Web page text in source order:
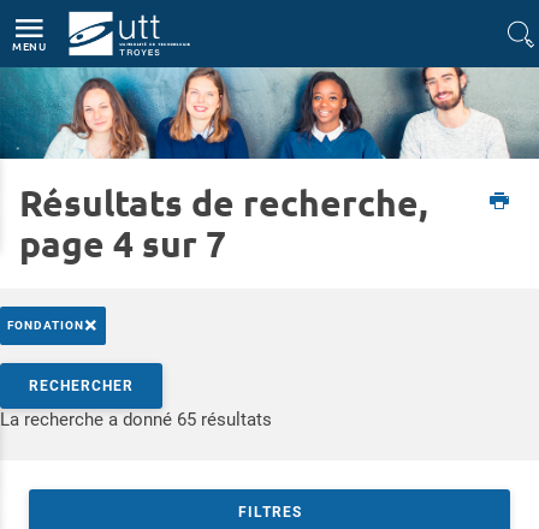
MENU
Accueil L'UTT L'UTT en bref
Résultats de recherche,
page 4 sur 7
FONDATION ×
Rechercher par mots-clés
RECHERCHER
La recherche a donné 65 résultats
FILTRES